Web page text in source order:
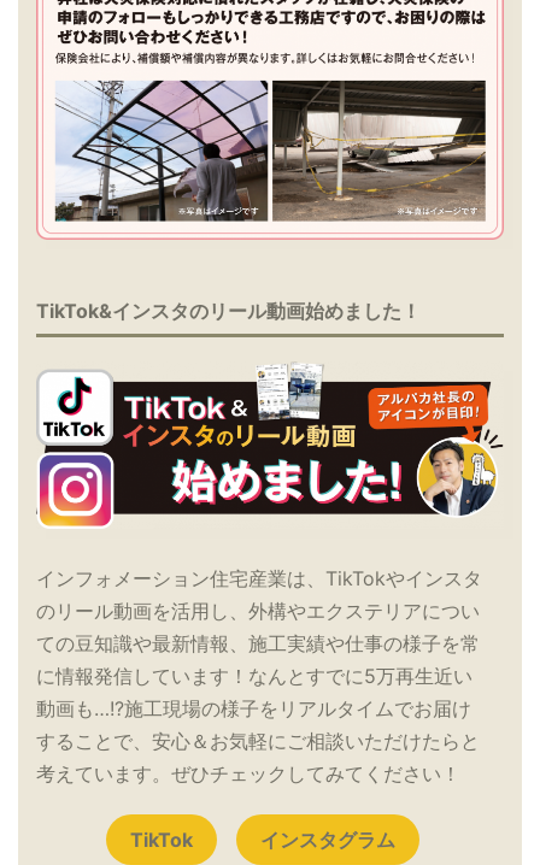
TikTok&インスタのリール動画始めました！
インフォメーション住宅産業は、TikTokやインスタ
のリール動画を活用し、外構やエクステリアについ
ての豆知識や最新情報、施工実績や仕事の様子を常
に情報発信しています！なんとすでに5万再生近い
動画も…!?施工現場の様子をリアルタイムでお届け
することで、安心＆お気軽にご相談いただけたらと
考えています。ぜひチェックしてみてください！
TikTok インスタグラム